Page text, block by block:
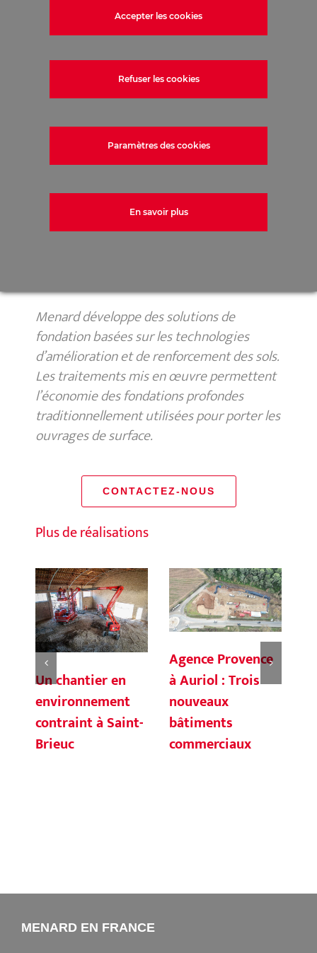
Menard développe des solutions de
fondation basées sur les technologies
d’amélioration et de renforcement des sols.
Les traitements mis en œuvre permettent
l’économie des fondations profondes
traditionnellement utilisées pour porter les
ouvrages de surface.
CONTACTEZ-NOUS
Plus de réalisations
Un chantier en
environnement
contraint à Saint-
Brieuc
Agence Provence
à Auriol : Trois
nouveaux
bâtiments
commerciaux
MENARD EN FRANCE
Accepter les cookies
Refuser les cookies
En savoir plus
Paramètres des cookies